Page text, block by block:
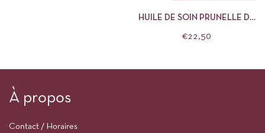
HUILE DE SOIN PRUNELLE DR
€22,50
À propos
Contact / Horaires